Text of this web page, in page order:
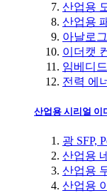
산업용
산업용
아날로
이더캣
임베디
전력 에
산업용 시리얼 이
광 SFP,
산업용
산업용
산업용